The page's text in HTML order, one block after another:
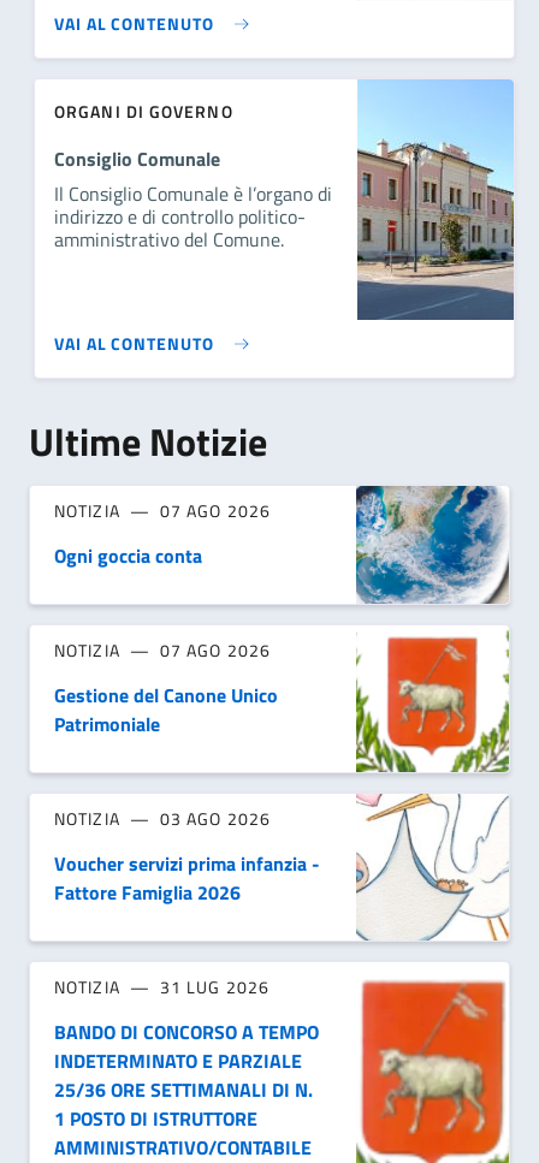
VAI AL CONTENUTO
ORGANI DI GOVERNO
Consiglio Comunale
Il Consiglio Comunale è l’organo di
indirizzo e di controllo politico-
amministrativo del Comune.
VAI AL CONTENUTO
Ultime Notizie
NOTIZIA 07 AGO 2026
Ogni goccia conta
NOTIZIA 07 AGO 2026
Gestione del Canone Unico
Patrimoniale
NOTIZIA 03 AGO 2026
Voucher servizi prima infanzia -
Fattore Famiglia 2026
NOTIZIA 31 LUG 2026
BANDO DI CONCORSO A TEMPO
INDETERMINATO E PARZIALE
25/36 ORE SETTIMANALI DI N.
1 POSTO DI ISTRUTTORE
AMMINISTRATIVO/CONTABILE